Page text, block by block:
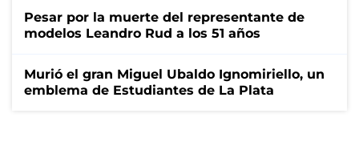
Pesar por la muerte del representante de
modelos Leandro Rud a los 51 años
Murió el gran Miguel Ubaldo Ignomiriello, un
emblema de Estudiantes de La Plata